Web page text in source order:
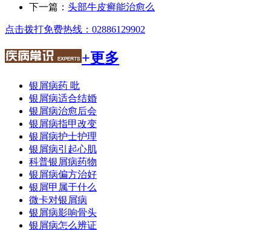
下一篇： 头部牛皮癣能治愈么
点击拨打免费热线：02886129902
+更多
银屑病药 吡
银屑病适合结婚
银屑病治愈后会
银屑病指甲改变
银屑病护士护理
银屑病引起心肌
科普银屑病药物
银屑病偏方治好
银屑甲属于什么
微卡对银屑病
银屑病影响骨头
银屑病怎么辨证